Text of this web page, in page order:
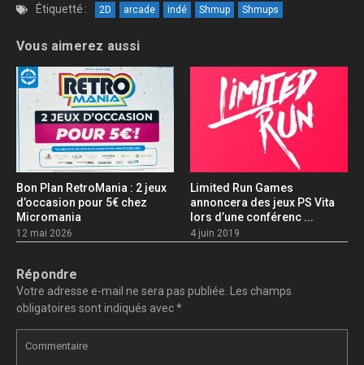
Étiquetté : 2D arcade indé Shmup Shmups
Vous aimerez aussi
Bon Plan RetroMania : 2 jeux
d’occasion pour 5€ chez
Micromania
12 mai 2026
Limited Run Games
annoncera des jeux PS Vita
lors d’une conférenc ...
4 juin 2019
Répondre
Votre adresse e-mail ne sera pas publiée.
Les champs
obligatoires sont indiqués avec*